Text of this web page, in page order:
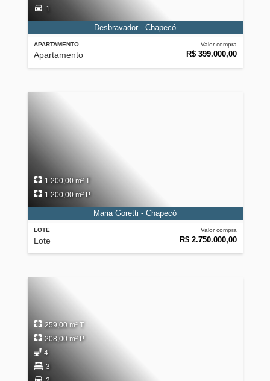
APARTAMENTO
Apartamento
Valor compra
R$ 399.000,00
1
Desbravador - Chapecó
LOTE
Lote
Valor compra
R$ 2.750.000,00
1.200,00 m² T
1.200,00 m² P
Maria Goretti - Chapecó
259,00 m² T
208,00 m² P
4
3